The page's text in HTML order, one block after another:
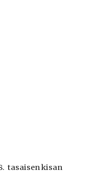
tasaisen kisan